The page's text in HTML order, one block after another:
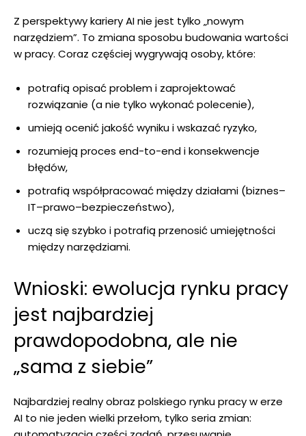
Z perspektywy kariery AI nie jest tylko „nowym
narzędziem”. To zmiana sposobu budowania wartości
w pracy. Coraz częściej wygrywają osoby, które:
potrafią opisać problem i zaprojektować
rozwiązanie (a nie tylko wykonać polecenie),
umieją ocenić jakość wyniku i wskazać ryzyko,
rozumieją proces end-to-end i konsekwencje
błędów,
potrafią współpracować między działami (biznes–
IT–prawo–bezpieczeństwo),
uczą się szybko i potrafią przenosić umiejętności
między narzędziami.
Wnioski: ewolucja rynku pracy
jest najbardziej
prawdopodobna, ale nie
„sama z siebie”
Najbardziej realny obraz polskiego rynku pracy w erze
AI to nie jeden wielki przełom, tylko seria zmian: